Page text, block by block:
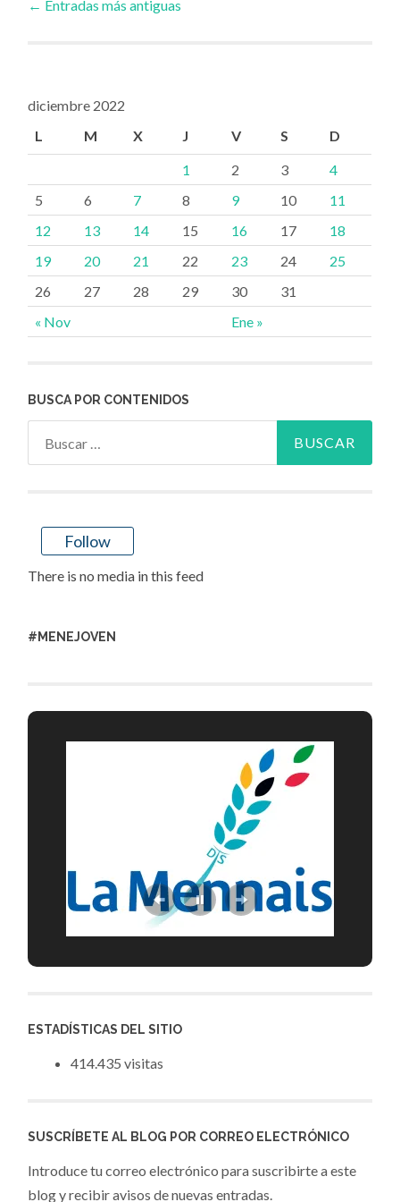
las
entradas
← Entradas más antiguas
diciembre 2022
L
M X J V S D
« Nov Ene »
1 2 3
4
5
6 7 8 9 10
11
12
13 14 15 16 17
18
19
20 21 22 23 24
25
26
27 28 29 30 31
BUSCA POR CONTENIDOS
Follow
There is no media in this feed
#MENEJOVEN
ESTADÍSTICAS DEL SITIO
414.435 visitas
SUSCRÍBETE AL BLOG POR CORREO ELECTRÓNICO
Introduce tu correo electrónico para suscribirte a este
blog y recibir avisos de nuevas entradas.